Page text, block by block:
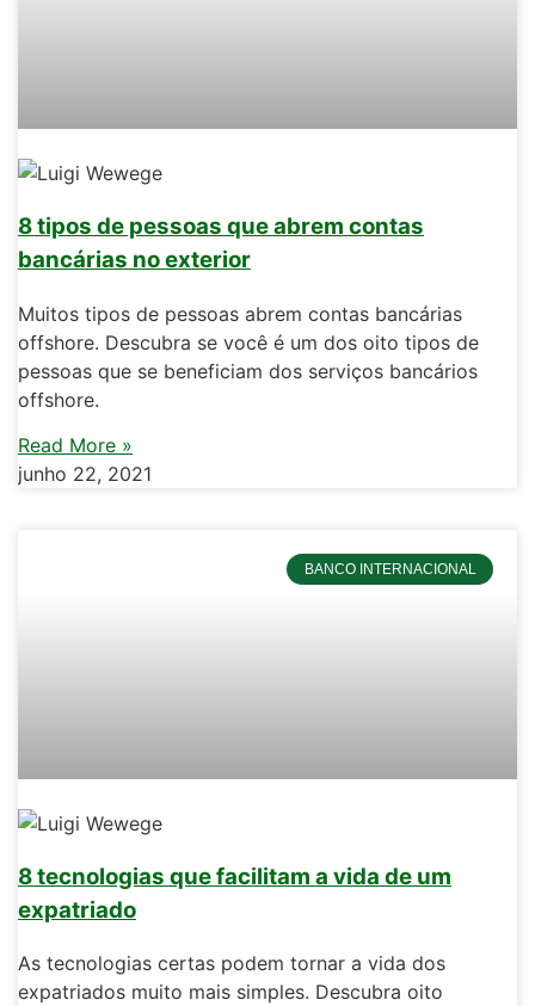
8 tipos de pessoas que abrem contas
bancárias no exterior
Muitos tipos de pessoas abrem contas bancárias
offshore. Descubra se você é um dos oito tipos de
pessoas que se beneficiam dos serviços bancários
offshore.
Read More »
junho 22, 2021
BANCO INTERNACIONAL
8 tecnologias que facilitam a vida de um
expatriado
As tecnologias certas podem tornar a vida dos
expatriados muito mais simples. Descubra oito